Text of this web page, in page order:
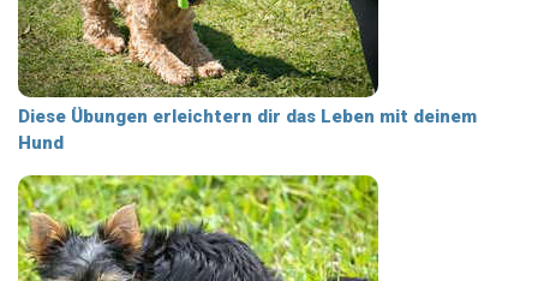
Diese Übungen erleichtern dir das Leben mit deinem
Hund